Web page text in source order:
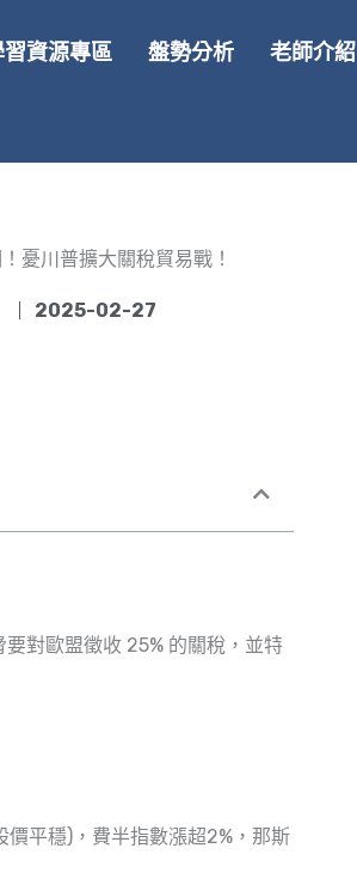
資源專區 盤勢分析 老師介紹
憂川普擴大關稅貿易戰！
2025-02-27
對歐盟徵收 25% 的關稅，並特
平穩)，費半指數漲超2%，那斯